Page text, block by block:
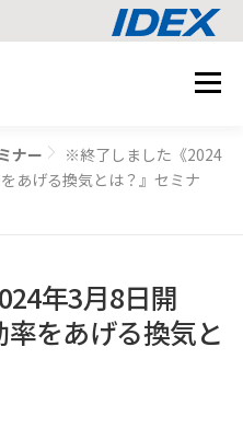
メニ
例
レーション
ナー
※終了しました《2024
あげる換気とは？』セミナ
年3月8日開
をあげる換気と